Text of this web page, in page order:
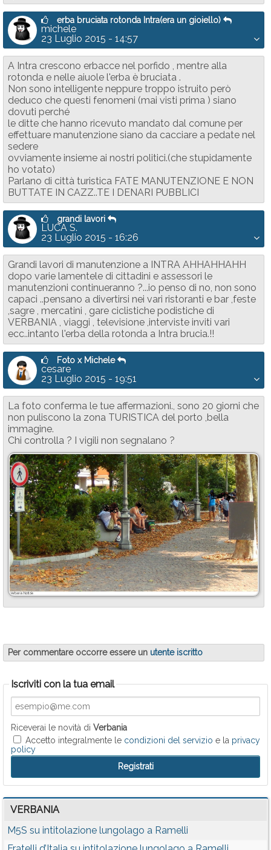
erba bruciata rotonda Intra(era un gioiello)
michele
23 Luglio 2015 - 14:57
A Intra crescono erbacce nel porfido , mentre alla
rotonda e nelle aiuole l'erba è bruciata .
Non sono intelligente neppure troppo istruito però
deduco che questi fenomeni (mai visti prima ) siano
dovuti perché
le ditte che hanno ricevuto mandato dal comune per
effettuare manutenzione siano da cacciare a pedate nel
sedere
ovviamente insieme ai nostri politici.(che stupidamente
ho votato)
Parlano di città turistica FATE MANUTENZIONE E NON
BUTTATE IN CAZZ..TE I DENARI PUBBLICI
grandi lavori
LUCA S.
23 Luglio 2015 - 16:26
Grandi lavori di manutenzione a INTRA AHHAHHAHH
dopo varie lamentele di cittadini e assessori le
manutenzioni continueranno ?...io penso di no, non sono
capaci ..pensano a divertirsi nei vari ristoranti e bar ,feste
,sagre , mercatini , gare ciclistiche podistiche di
VERBANIA , viaggi , televisione ,interviste inviti vari
ecc..intanto l'erba della rotonda a Intra brucia.!!
Foto x Michele
cesare
23 Luglio 2015 - 19:51
La foto conferma le tue affermazioni., sono 20 giorni che
non puliscono la zona TURISTICA del porto ,bella
immagine.
Chi controlla ? I vigili non segnalano ?
Per commentare occorre essere un utente iscritto
Iscriviti con la tua email
Riceverai le novità di Verbania
Accetto integralmente le condizioni del servizio e la privacy
policy
VERBANIA
M5S su intitolazione lungolago a Ramelli